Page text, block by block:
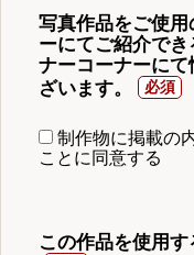
写真作品をご使
ーにてご紹介で
ナーコーナーに
ざいます。
制作物に掲載の
ことに同意する
この作品を使用